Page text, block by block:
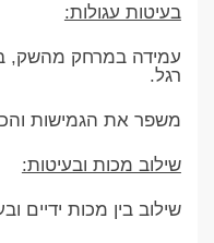
בעיטות עגולות:
עמידה במרחק מהשק,
רגל.
משפר את הגמישות
שילוב מכות ובעיטות:
שילוב בין מכות ידיים